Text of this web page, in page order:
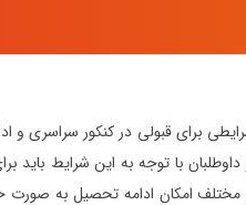
برای قبولی در کنکور سراسری
با توجه به این شرایط
مختلف امکان ادامه تحصیل به